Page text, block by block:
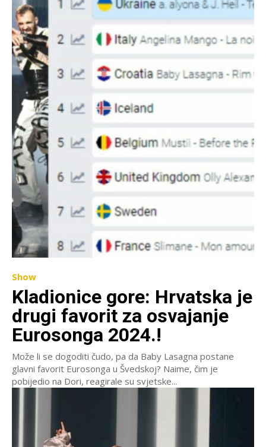
Show
Kladionice gore: Hrvatska je
drugi favorit za osvajanje
Eurosonga 2024.!
Može li se dogoditi čudo, pa da Baby Lasagna postane
glavni favorit Eurosonga u Švedskoj? Naime, čim je
pobijedio na Dori, reagirale su svjetske...